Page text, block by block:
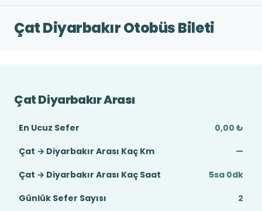
Çat Diyarbakır Otobüs Bileti
Çat Diyarbakır Arası
En Ucuz Sefer
0,00 ₺
Çat → Diyarbakır Arası Kaç Km
—
Çat → Diyarbakır Arası Kaç Saat
5sa 0dk
Günlük Sefer Sayısı
2